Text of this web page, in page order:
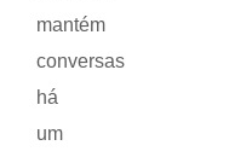
mantém
conversas
há
um